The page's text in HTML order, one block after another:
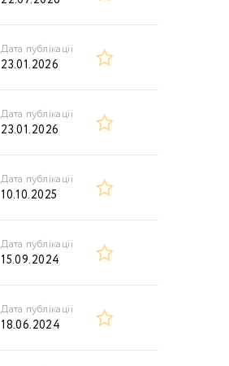
Дата публікації
23.01.2026
Дата публікації
23.01.2026
Дата публікації
10.10.2025
Дата публікації
15.09.2024
Дата публікації
18.06.2024